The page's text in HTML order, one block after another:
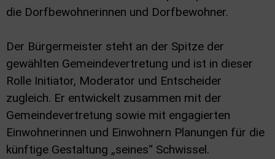
die Dorfbewohnerinnen und Dorfbewohner.
Der Bürgermeister steht an der Spitze der
gewählten Gemeindevertretung und ist in dieser
Rolle Initiator, Moderator und Entscheider
zugleich. Er entwickelt zusammen mit der
Gemeindevertretung sowie mit engagierten
Einwohnerinnen und Einwohnern Planungen für die
künftige Gestaltung „seines“ Schwissel.